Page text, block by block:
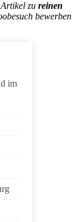
zu reinen
bewerben
im